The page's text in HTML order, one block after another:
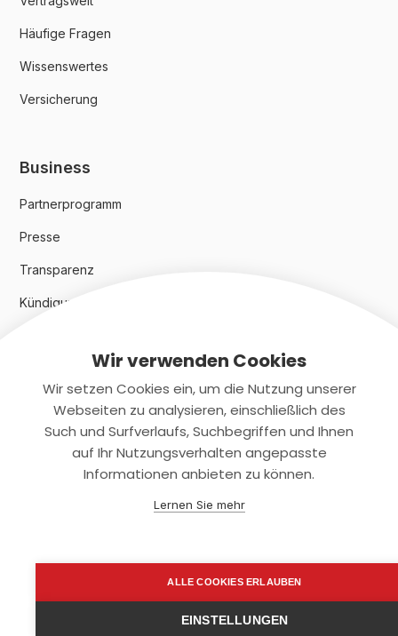
Häufige Fragen
Wissenswertes
Versicherung
Business
Partnerprogramm
Presse
Transparenz
Kündigungsindex 2024
Rechtliches
Datenschutz
support@smartkuendigen.de
Wir verwenden Cookies
Wir setzen Cookies ein, um die Nutzung unserer
Webseiten zu analysieren, einschließlich des
Such und Surfverlaufs, Suchbegriffen und Ihnen
auf Ihr Nutzungsverhalten angepasste
Informationen anbieten zu können.
Lernen Sie mehr
ALLE COOKIES ERLAUBEN
EINSTELLUNGEN